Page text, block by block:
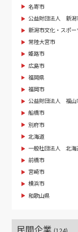
名寄市
公益財団法人 新潟
新潟市文化・スポ
常陸大宮市
姫路市
広島市
福岡県
福岡市
公益財団法人 福山
船橋市
別府市
北海道
一般社団法人 北海
前橋市
宮崎市
横浜市
和歌山県
民間企業